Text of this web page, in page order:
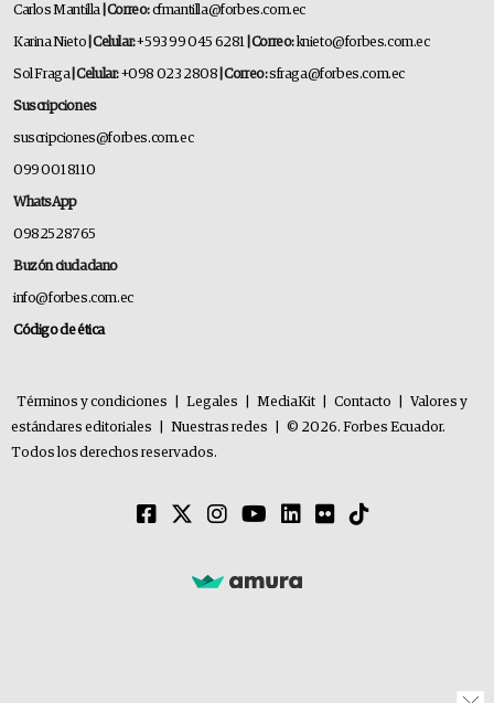
Carlos Mantilla | Correo:cfmantilla@forbes.com.ec
Karina Nieto | Celular:+593 99 045 6281 | Correo:knieto@forbes.com.ec
Sol Fraga| Celular:+098 023 2808 | Correo:sfraga@forbes.com.ec
Suscripciones
suscripciones@forbes.com.ec
099 001 8110
WhatsApp
0982528765
Buzón ciudadano
info@forbes.com.ec
Código de ética
Términos y condiciones Legales MediaKit Contacto
Valores y
estándares editoriales
Nuestras redes
© 2026. Forbes Ecuador.
Todos los derechos reservados.